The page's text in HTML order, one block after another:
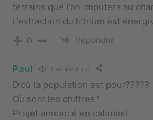
terrains que l’on imputera au
L’extraction du lithium est
0 Répondre
Paul 1 année il y a
D’où la population est pour?????
Où sont les chiffres?
Projet annoncé en catimini!